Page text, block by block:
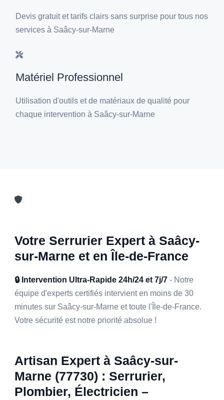
Devis gratuit et tarifs clairs sans surprise pour tous nos
services à Saâcy-sur-Marne
Matériel Professionnel
Utilisation d'outils et de matériaux de qualité pour
chaque intervention à Saâcy-sur-Marne
Votre Serrurier Expert à Saâcy-
sur-Marne et en Île-de-France
🔒 Intervention Ultra-Rapide 24h/24 et 7j/7 - Notre
équipe d'experts certifiés intervient en moins de 30
minutes sur Saâcy-sur-Marne et toute l'Île-de-France.
Votre sécurité est notre priorité absolue !
Artisan Expert à Saâcy-sur-
Marne (77730) : Serrurier,
Plombier, Électricien –